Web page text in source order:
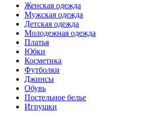
Женская одежда
Мужская одежда
Детская одежда
Молодежная одежда
Платья
Юбки
Косметика
Футболки
Джинсы
Обувь
Постельное белье
Игрушки